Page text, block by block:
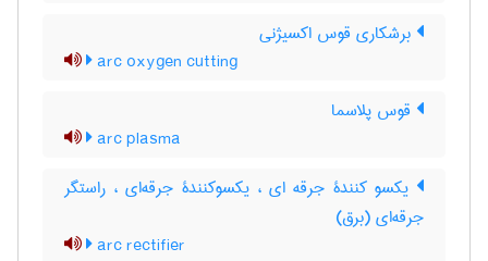
برشکاری قوس اکسیژنی
arc oxygen cutting
قوس پلاسما
arc plasma
یکسو کنندۀ جرقه ای ، یکسوکنندۀ جرقه‌ای ، راستگر
جرقه‌ای (برق)
arc rectifier